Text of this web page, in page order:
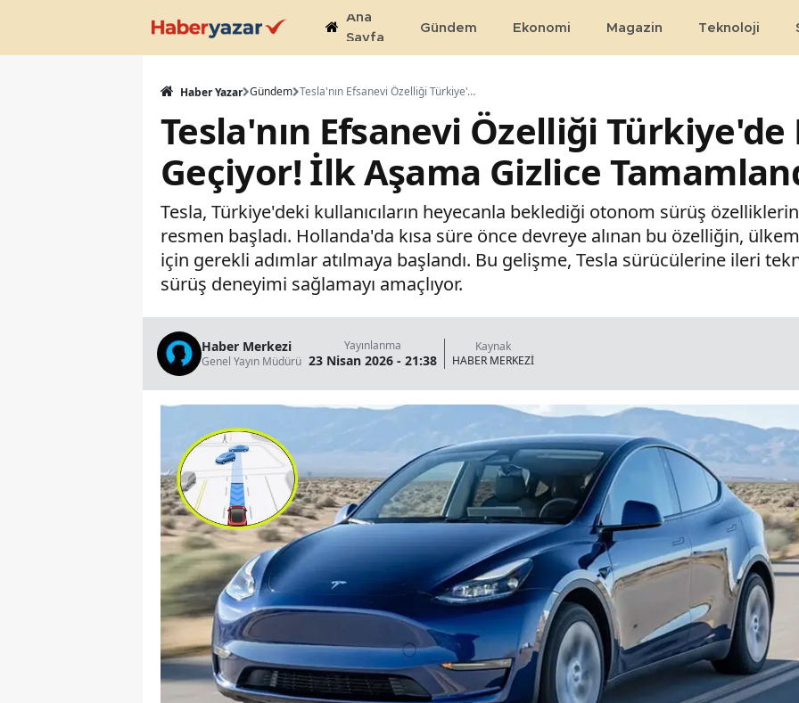
Ana
Sayfa
Gündem Ekonomi Magazin Teknoloji
Haber Yazar Gündem Tesla'nın Efsanevi Özelliği Türkiye'de Hayata Geçiyor! İlk Aşama Gizlice Tamamlandı
Tesla'nın Efsanevi Özelliği
Geçiyor! İlk Aşama Gizlice
Tesla, Türkiye'deki kullanıcıların heyecanla beklediği otonom sürüş
resmen başladı. Hollanda'da kısa süre önce devreye alınan bu özelliğin,
için gerekli adımlar atılmaya başlandı. Bu gelişme, Tesla sürücülerine ileri
sürüş deneyimi sağlamayı amaçlıyor.
Haber Merkezi
Genel Yayın Müdürü
Yayınlanma
23 Nisan 2026 - 21:38
Kaynak
HABER MERKEZİ